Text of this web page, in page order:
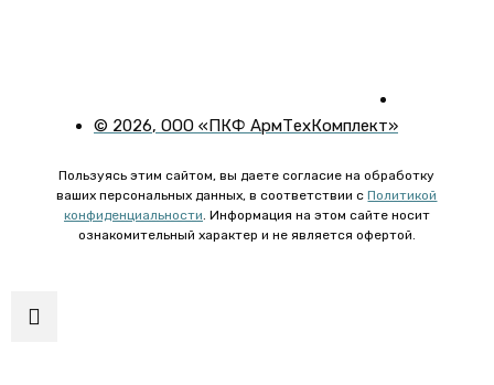
© 2026, ООО «ПКФ АрмТехКомплект»
Пользуясь этим сайтом, вы даете согласие на обработку
ваших персональных данных, в соответствии сПолитикой
конфиденциальности. Информация на этом сайте носит
ознакомительный характер и не является офертой.